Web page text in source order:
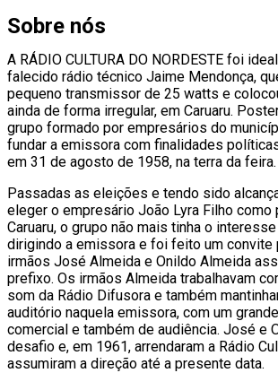
Sobre nós
A RÁDIO CULTURA DO NORDESTE foi
falecido rádio técnico Jaime Mendonça,
pequeno transmissor de 25 watts e
ainda de forma irregular, em Caruaru.
grupo formado por empresários do
fundar a emissora com finalidades
em 31 de agosto de 1958, na terra da feira.
Passadas as eleições e tendo sido
eleger o empresário João Lyra Filho
Caruaru, o grupo não mais tinha o
dirigindo a emissora e foi feito um convite
irmãos José Almeida e Onildo Almeida
prefixo. Os irmãos Almeida trabalhavam
som da Rádio Difusora e também
auditório naquela emissora, com um
comercial e também de audiência. José e
desafio e, em 1961, arrendaram a Rádio
assumiram a direção até a presente data.